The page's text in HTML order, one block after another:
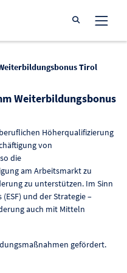
Suche öffnen
Tirol
Weiterbildungsbonus
Höherqualifizierung
von
die
am Arbeitsmarkt zu
zu unterstützen. Im Sinn
und der Strategie –
auch mit Mitteln
gefördert.